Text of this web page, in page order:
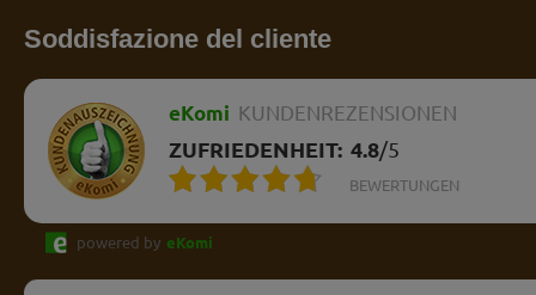
Soddisfazione del cliente
eKomi KUNDENREZENSIONEN
ZUFRIEDENHEIT: 4.8/5
BEWERTUNGEN
powered by eKomi